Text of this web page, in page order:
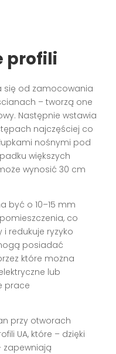
profili
się od zamocowania
– tworzą one
Następnie wstawia
najczęściej co
nośnymi pod
większych
wynosić 30 cm
być o 10–15 mm
co
redukuje ryzyko
posiadać
które można
lub
prace
przy otworach
UA, które – dzięki
zapewniają